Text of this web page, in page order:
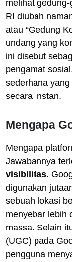
melihat
RI diubah
atau “Gedung
undang yang
ini disebut
pengamat
sederhana
secara instan.
Mengapa
Mengapa
Jawabannya
visibilitas.
digunakan
sebuah lokasi
menyebar lebih
massa. Selain
(UGC) pada
pengguna